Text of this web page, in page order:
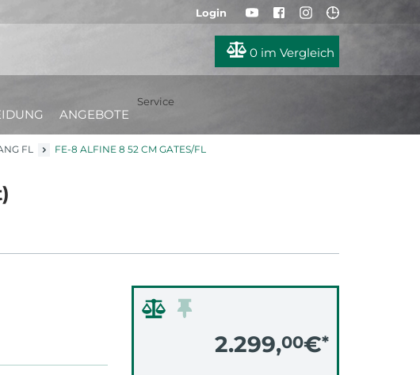
Login
0 im Vergleich
ANGEBOTE
Service
FL FE-8 ALFINE 8 52 CM GATES/FL
2.299,00€*